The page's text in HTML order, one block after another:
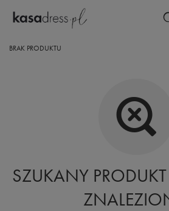
BRAK PRODUKTU
SZUKANY